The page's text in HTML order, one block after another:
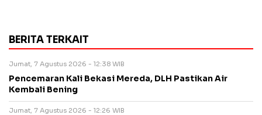
BERITA TERKAIT
Jumat, 7 Agustus 2026 - 12:38 WIB
Pencemaran Kali Bekasi Mereda, DLH Pastikan Air
Kembali Bening
Jumat, 7 Agustus 2026 - 12:26 WIB